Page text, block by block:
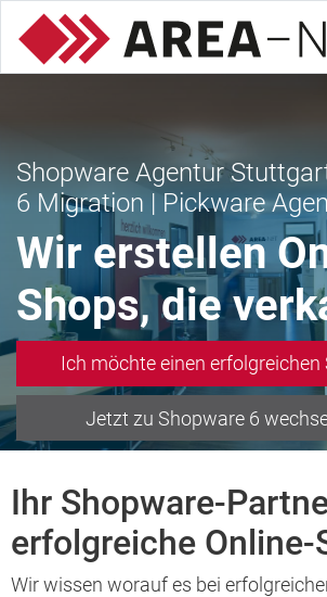
Shopware Agentur
6 Migration | Pickware
Wir erstellen
Shops, die
Ich möchte einen erfolgreichen
Jetzt zu Shopware 6
Ihr Shopware-
erfolgreiche Online-
Wir wissen worauf es bei